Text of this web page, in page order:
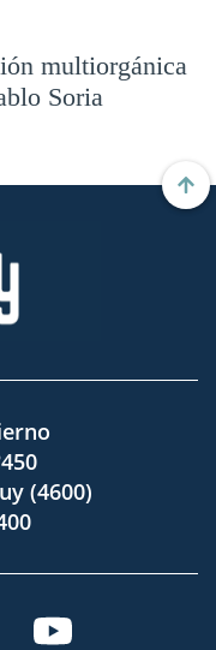
multiorgánica
Soria
(4600)